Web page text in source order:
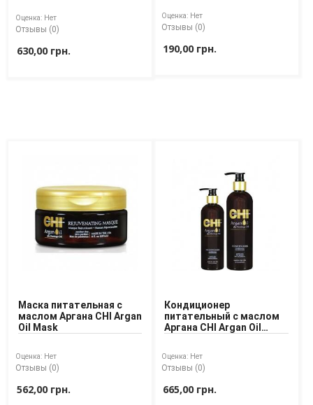
Оценка: Нет
Отзывы (0)
630,00 грн.
Оценка: Нет
Отзывы (0)
190,00 грн.
Маска питательная с
маслом Аргана CHI Argan
Oil Mask
Оценка: Нет
Отзывы (0)
562,00 грн.
Кондиционер
питательный с маслом
Аргана CHI Argan Oil
Оценка: Нет
Отзывы (0)
665,00 грн.